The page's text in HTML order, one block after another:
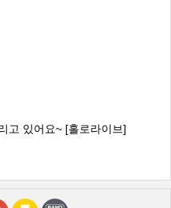
고 있어요~ [홀로라이브]